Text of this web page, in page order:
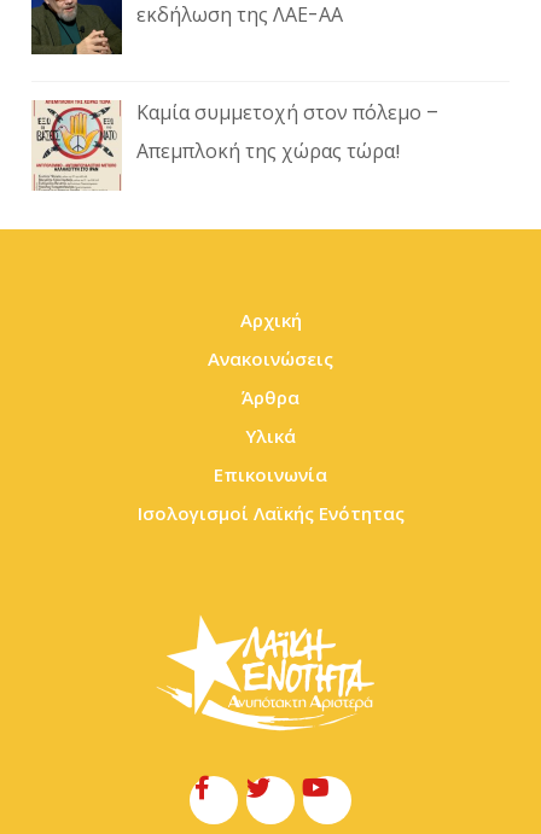
εκδήλωση της ΛΑΕ-ΑΑ
Καμία συμμετοχή στον πόλεμο –
Απεμπλοκή της χώρας τώρα!
Αρχική
Ανακοινώσεις
Άρθρα
Υλικά
Επικοινωνία
Ισολογισμοί Λαϊκής Ενότητας